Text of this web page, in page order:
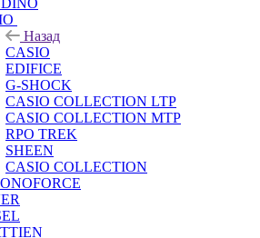
Назад
CASIO
EDIFICE
G-SHOCK
CASIO COLLECTION LTP
CASIO COLLECTION MTP
RPO TREK
SHEEN
CASIO COLLECTION